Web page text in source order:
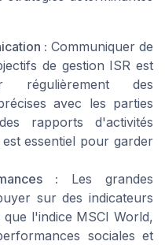
: Communiquer de
de gestion ISR est
régulièrement des
avec les parties
rapports d'activités
essentiel pour garder
: Les grandes
sur des indicateurs
l'indice MSCI World,
sociales et